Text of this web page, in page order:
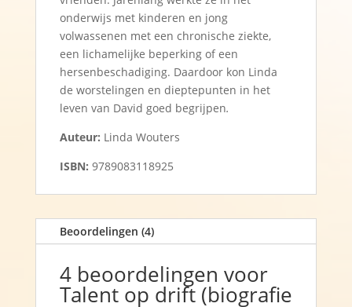
onderwijs met kinderen en jong
volwassenen met een chronische ziekte,
een lichamelijke beperking of een
hersenbeschadiging. Daardoor kon Linda
de worstelingen en dieptepunten in het
leven van David goed begrijpen.
Auteur: Linda Wouters
ISBN: 9789083118925
Beoordelingen (4)
4 beoordelingen voor
Talent op drift (biografie